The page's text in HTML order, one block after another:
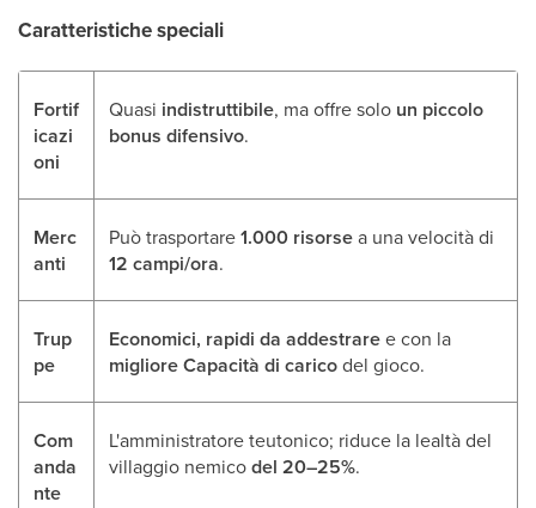
Caratteristiche speciali
Fortif
icazi
oni
Quasi indistruttibile, ma offre solo un piccolo
bonus difensivo.
Merc
anti
Può trasportare1.000 risorsea una velocità di
12 campi/ora.
Trup
pe
Economici, rapidi da addestraree con la
migliore Capacità di caricodel gioco.
Com
anda
nte
L'amministratore teutonico; riduce la lealtà del
villaggio nemicodel 20–25%.